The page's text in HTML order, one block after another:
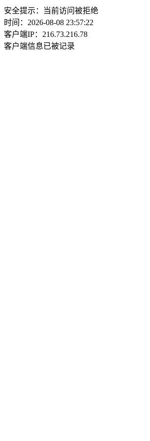
安全提示：当前访问被拒绝
时间：2026-08-08 23:57:22
客户端IP：216.73.216.78
客户端信息已被记录